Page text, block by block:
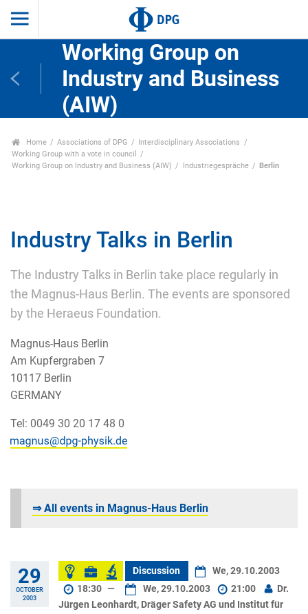
Working Group on
Industry and Business
(AIW)
Home Associations of DPG
Interdisciplinary Associations
Working Group with a vote in council
Working Group on Industry and Business (AIW)
Industriegespräche Berlin
Industry Talks in Berlin
The Industry Talks in Berlin take place regularly in
the Magnus-Haus Berlin. The events are sponsored
by the Heraeus Foundation.
Magnus-Haus Berlin
Am Kupfergraben 7
10117 Berlin
GERMANY
Tel: 0049 30 20 17 48 0
⇒ All events in Magnus-Haus Berlin
29
OCTOBER
2003
Discussion
We, 29.10.2003
18:30 — We, 29.10.2003 21:00
Dr.
Jürgen Leonhardt, Dräger Safety AG und Institut für